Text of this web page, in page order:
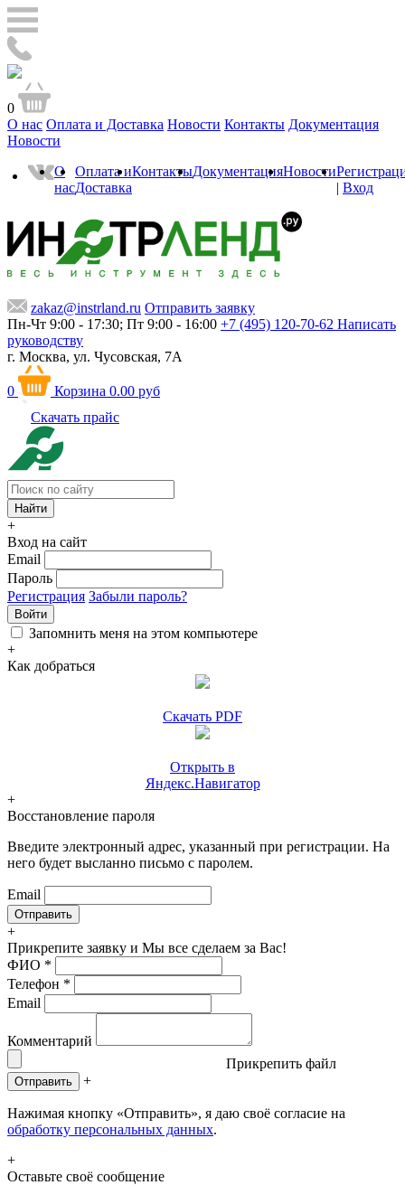
0
О нас Оплата и Доставка Новости Контакты Документация
Новости
О
нас
Оплата и
Доставка
КонтактыДокументацияНовости
| Вход
zakaz@instrland.ru Отправить заявку
Пн-Чт 9:00 - 17:30; Пт 9:00 - 16:00 +7 (495) 120-70-62 Написать
руководству
г. Москва, ул. Чусовская, 7А
0 Корзина 0.00 руб
Скачать прайс
+
Вход на сайт
Email
Пароль
Регистрация Забыли пароль?
Войти
Запомнить меня на этом компьютере
+
Как добраться
Скачать PDF
Открыть в
Яндекс.Навигатор
+
Восстановление пароля
Введите электронный адрес, указанный при регистрации. На
него будет высланно письмо с паролем.
Email
+
Прикрепите заявку и Мы все сделаем за Вас!
ФИО *
Телефон *
Email
Комментарий
Прикрепить файл
Отправить +
Нажимая кнопку «Отправить», я даю своё согласие на
обработку персональных данных.
+
Оставьте своё сообщение